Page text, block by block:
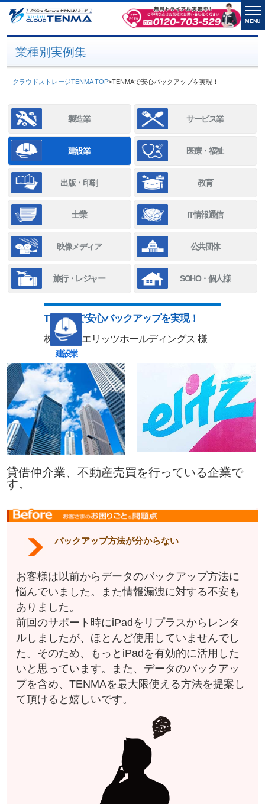
業種別実例集
クラウドストレージTENMA TOP>TENMAで安心バックアップを実現！
製造業 サービス業
建設業 医療・福祉
出版・印刷 教育
士業 IT情報通信
映像メディア 公共団体
旅行・レジャー SOHO・個人様
建設業
TENMAで安心バックアップを実現！
株式会社エリッツホールディングス 様
貸借仲介業、不動産売買を行っている企業で
す。
バックアップ方法が分からない
お客様は以前からデータのバックアップ方法に
悩んでいました。また情報漏洩に対する不安も
ありました。
前回のサポート時にiPadをリプラスからレンタ
ルしましたが、ほとんど使用していませんでし
た。そのため、もっとiPadを有効的に活用した
いと思っています。また、データのバックアッ
プを含め、TENMAを最大限使える方法を提案し
て頂けると嬉しいです。
MENU